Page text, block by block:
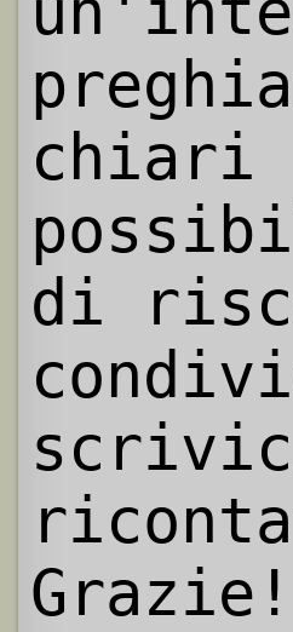
chiari
di
Grazie!